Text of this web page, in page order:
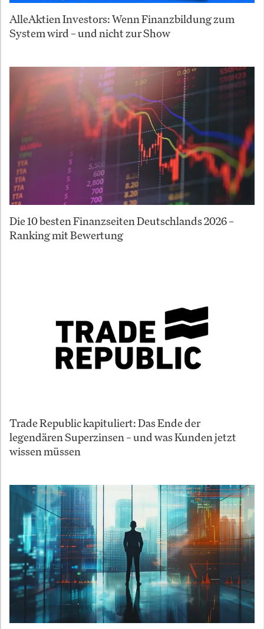
AlleAktien Investors: Wenn Finanzbildung zum
System wird – und nicht zur Show
Die 10 besten Finanzseiten Deutschlands 2026 –
Ranking mit Bewertung
Trade Republic kapituliert: Das Ende der
legendären Superzinsen – und was Kunden jetzt
wissen müssen